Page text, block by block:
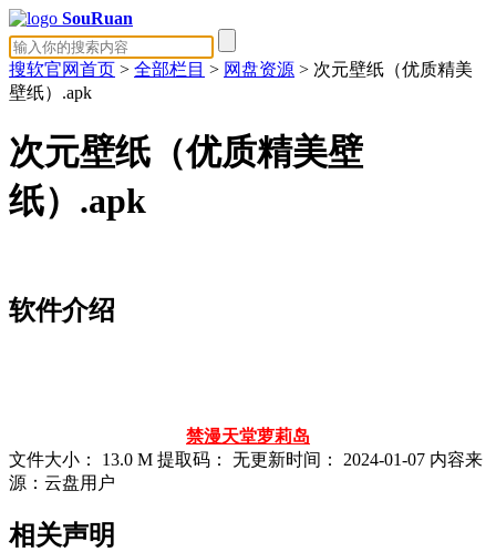
SouRuan
搜软官网首页 > 全部栏目 > 网盘资源 > 次元壁纸（优质精美
壁纸）.apk
次元壁纸（优质精美壁
纸）.apk
软件介绍
禁漫天堂萝莉岛
文件大小：
13.0 M 提取码： 无更新时间： 2024-01-07 内容来
源：云盘用户
相关声明